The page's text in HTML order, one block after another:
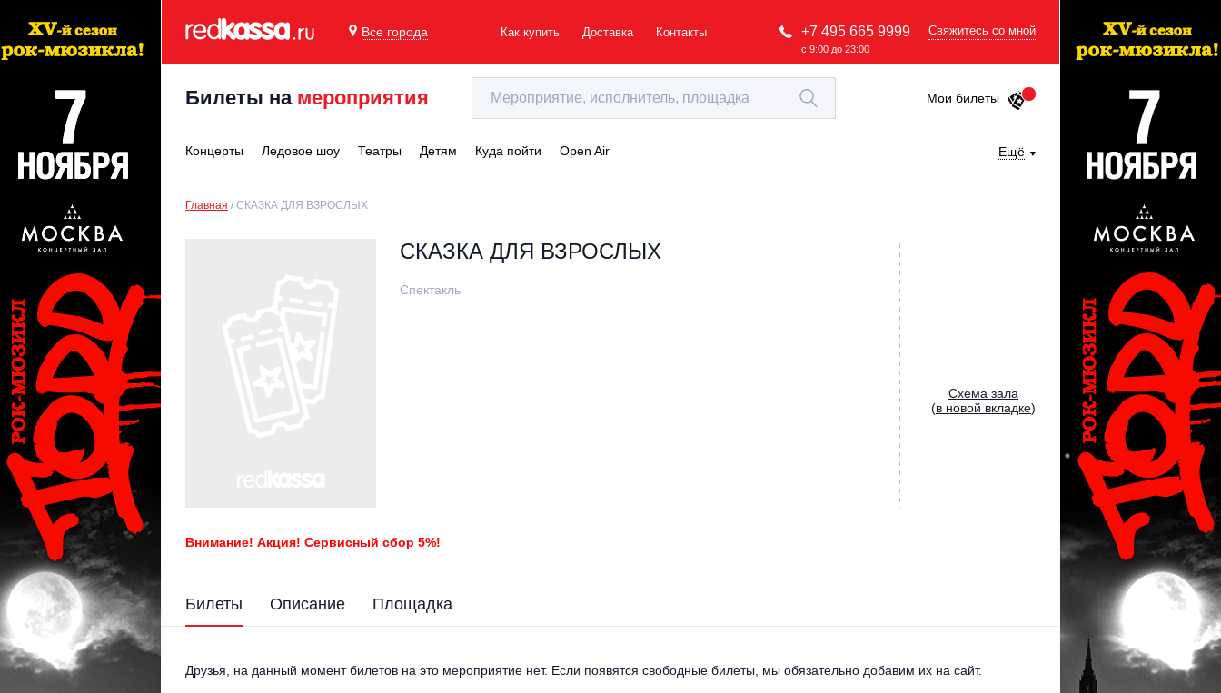
Все города Как купить Доставка Контакты +7 495 665 9999
с 9:00 до 23:00
Свяжитесь со мной
Билеты на мероприятия Мои билеты
Концерты Ледовое шоу Театры Детям Куда пойти Open Air Ещё
Главная СКАЗКА ДЛЯ ВЗРОСЛЫХ
СКАЗКА ДЛЯ ВЗРОСЛЫХ
Спектакль
Cхема зала
(в новой вкладке)
Внимание! Акция! Сервисный сбор 5%!
Билеты Описание Площадка
Друзья, на данный момент билетов на это мероприятие нет. Если появятся свободные билеты, мы обязательно добавим их на сайт.